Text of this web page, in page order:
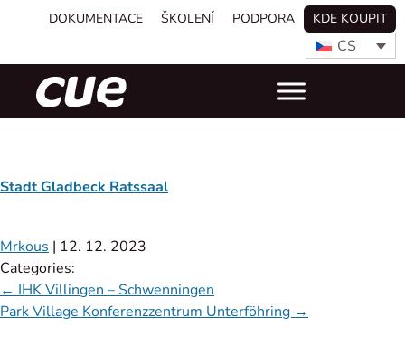
DOKUMENTACE ŠKOLENÍ PODPORA KDE KOUPIT
CS
Stadt Gladbeck Ratssaal
Mrkous | 12. 12. 2023
Categories:
← IHK Villingen – Schwenningen
Park Village Konferenzzentrum Unterföhring →